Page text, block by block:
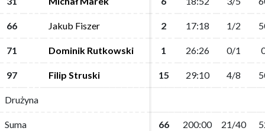
66 Jakub Fiszer 2 17:18 1/2
71 Dominik Rutkowski 1 26:26 0/1
97 Filip Struski 15 29:10 4/8
Drużyna
Suma 66 200:00 21/40
66 Jakub Fiszer 2 17:18 1/2
71 Dominik Rutkowski 1 26:26 0/1
97 Filip Struski 15 29:10 4/8
Drużyna
Suma 66 200:00 21/40